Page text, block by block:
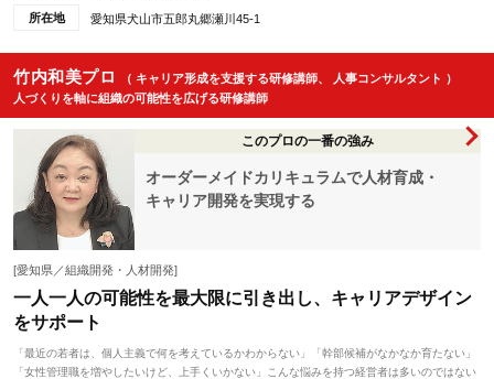
所在地 愛知県犬山市五郎丸郷瀬川45-1
竹内和美プロ
（ キャリア形成を支援する研修講師、 人事コンサルタント ）
人づくりを軸に組織の可能性を広げる研修講師
このプロの一番の強み
オーダーメイドカリキュラムで人材育成・
キャリア開発を実現する
[愛知県／組織開発・人材開発]
一人一人の可能性を最大限に引き出し、キャリアデザイン
をサポート
「最近の若者は、個人主義で何を考えているかわからない」「幹部候補がなかなか育たない」
「女性管理職を増やしたいけど、上手くいかない」こんな悩みを持つ経営者は多いのではない